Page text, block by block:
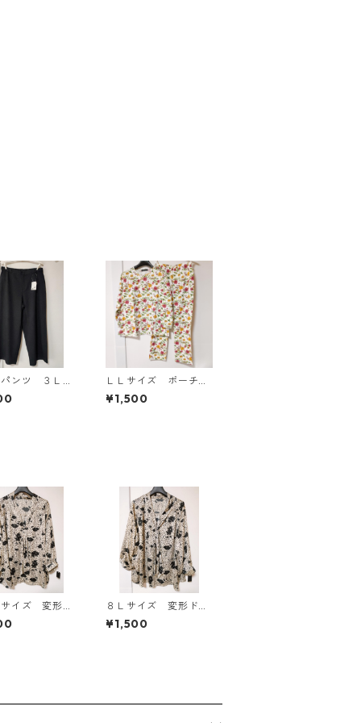
パンツ ３Ｌ
ク KAE-4697
ＬＬサイズ ポーチ付
き 綿１００％ 花
柄 トラベルパジャ
¥1,500
サイズ 変形ド
柄 ボウタイ
ス オフホワイ
８Ｌサイズ 変形ドッ
ト 花柄 ボウタイブ
ラウス オフホワイ
¥1,500